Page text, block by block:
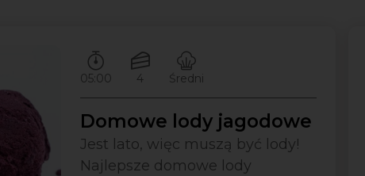
Czas przygotowywania:
05:00
Ilość porcji:
4
Poziom trudności:
Średni
Domowe lody jagodowe
Jest lato, więc muszą być lody!
Najlepsze domowe lody